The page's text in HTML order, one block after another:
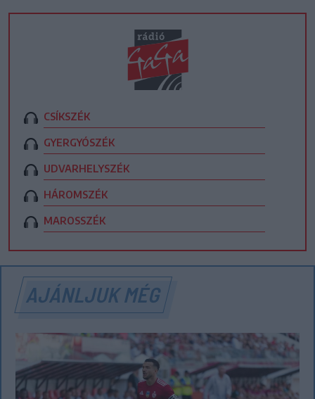
CSÍKSZÉK
GYERGYÓSZÉK
UDVARHELYSZÉK
HÁROMSZÉK
MAROSSZÉK
AJÁNLJUK MÉG